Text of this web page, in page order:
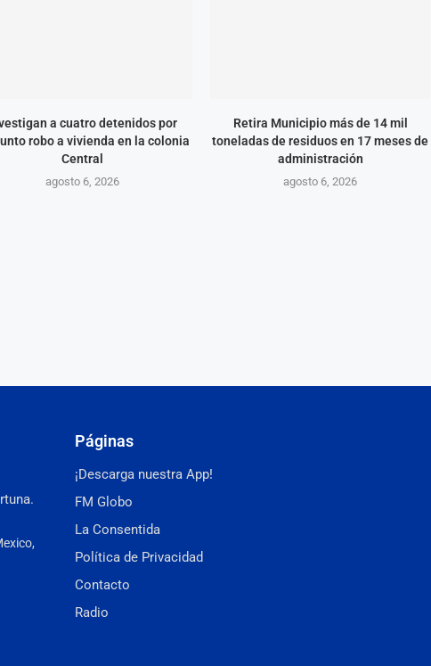
a cuatro detenidos por
robo a vivienda en la colonia
Central
agosto 6, 2026
Retira Municipio más de 14 mil
toneladas de residuos en 17 meses de
administración
agosto 6, 2026
Páginas
¡Descarga nuestra App!
FM Globo
La Consentida
Política de Privacidad
Contacto
Radio